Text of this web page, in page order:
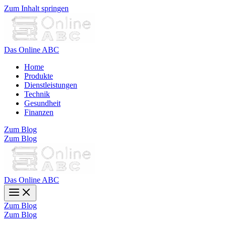
Zum Inhalt springen
Das Online ABC
Home
Produkte
Dienstleistungen
Technik
Gesundheit
Finanzen
Zum Blog
Zum Blog
Das Online ABC
Zum Blog
Zum Blog